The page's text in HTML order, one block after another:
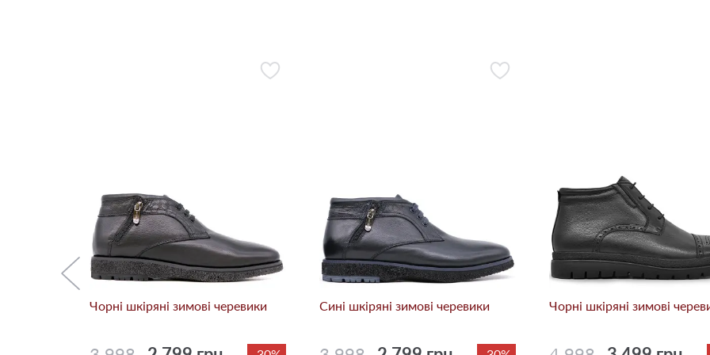
Чорні шкіряні зимові черевики Сині шкіряні зимові черевики Чорні шкіряні зимові